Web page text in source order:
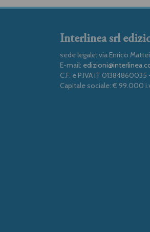
Interlinea srl
sede legale: via Enrico
E-mail:
C.F. e P.IVA IT 01384860035
Capitale sociale: € 99.000